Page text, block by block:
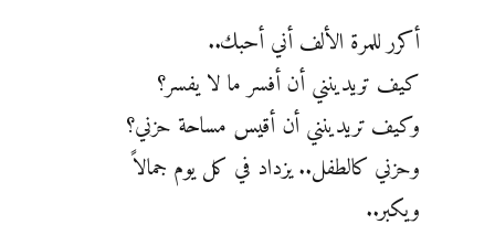
أكرر للمرة الألف أني أحبك..
كيف تريدينني أن أفسر ما لا يفسر؟
وكيف تريدينني أن أقيس مساحة حزني؟
وحزني كالطفل.. يزداد في كل يوم جمالاً
ويكبر..